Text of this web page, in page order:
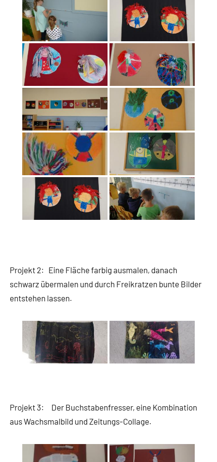
Projekt 2: Eine Fläche farbig ausmalen, danach
schwarz übermalen und durch Freikratzen bunte Bilder
entstehen lassen.
Projekt 3: Der Buchstabenfresser, eine Kombination
aus Wachsmalbild und Zeitungs-Collage.